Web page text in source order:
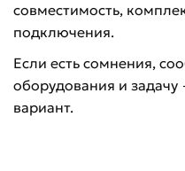
совместимость,
подключения.
Если есть сомнения,
оборудования и
вариант.